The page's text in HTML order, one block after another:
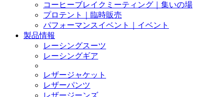
コーヒーブレイクミーティング｜集いの場
プロテント｜臨時販売
パフォーマンスイベント｜イベント
製品情報
レーシングスーツ
レーシングギア
レザージャケット
レザーパンツ
レザージーンズ